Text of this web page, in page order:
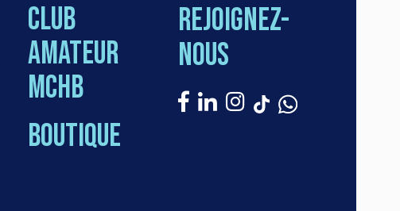
Club
amateur
MCHB
Boutique
Rejoignez-
nous